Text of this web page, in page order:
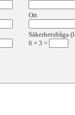
Ort
Säkerhetsfråga
6 + 3 =